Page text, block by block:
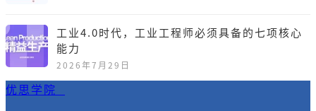
工业4.0时代，工业工程师必须具备的七项核心
能力
2026年7月29日
优思学院